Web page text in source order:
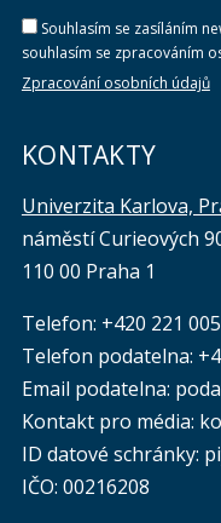
Souhlasím se zasíláním
souhlasím se zpracováním
Zpracování osobních údajů
KONTAKTY
Univerzita Karlova,
náměstí Curieových
110 00 Praha 1
Telefon: +420 221
Telefon podatelna:
Email podatelna:
Kontakt pro média:
ID datové schránky:
IČO: 00216208